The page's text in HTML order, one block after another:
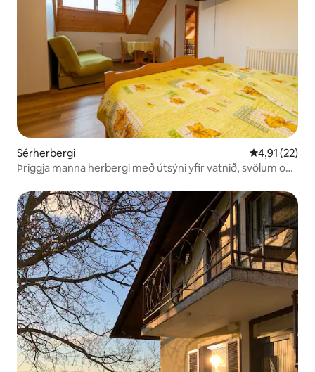
Sérherbergi 4,91 af 5 í
4,91 (22)
Þriggja manna herbergi með útsýni yfir vatnið, svölum og